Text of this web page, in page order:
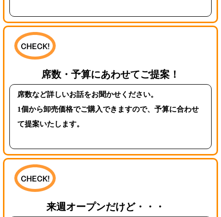
席数・予算にあわせてご提案！
席数など詳しいお話をお聞かせください。
1個から卸売価格でご購入できますので、予算に合わせ
て提案いたします。
来週オープンだけど・・・